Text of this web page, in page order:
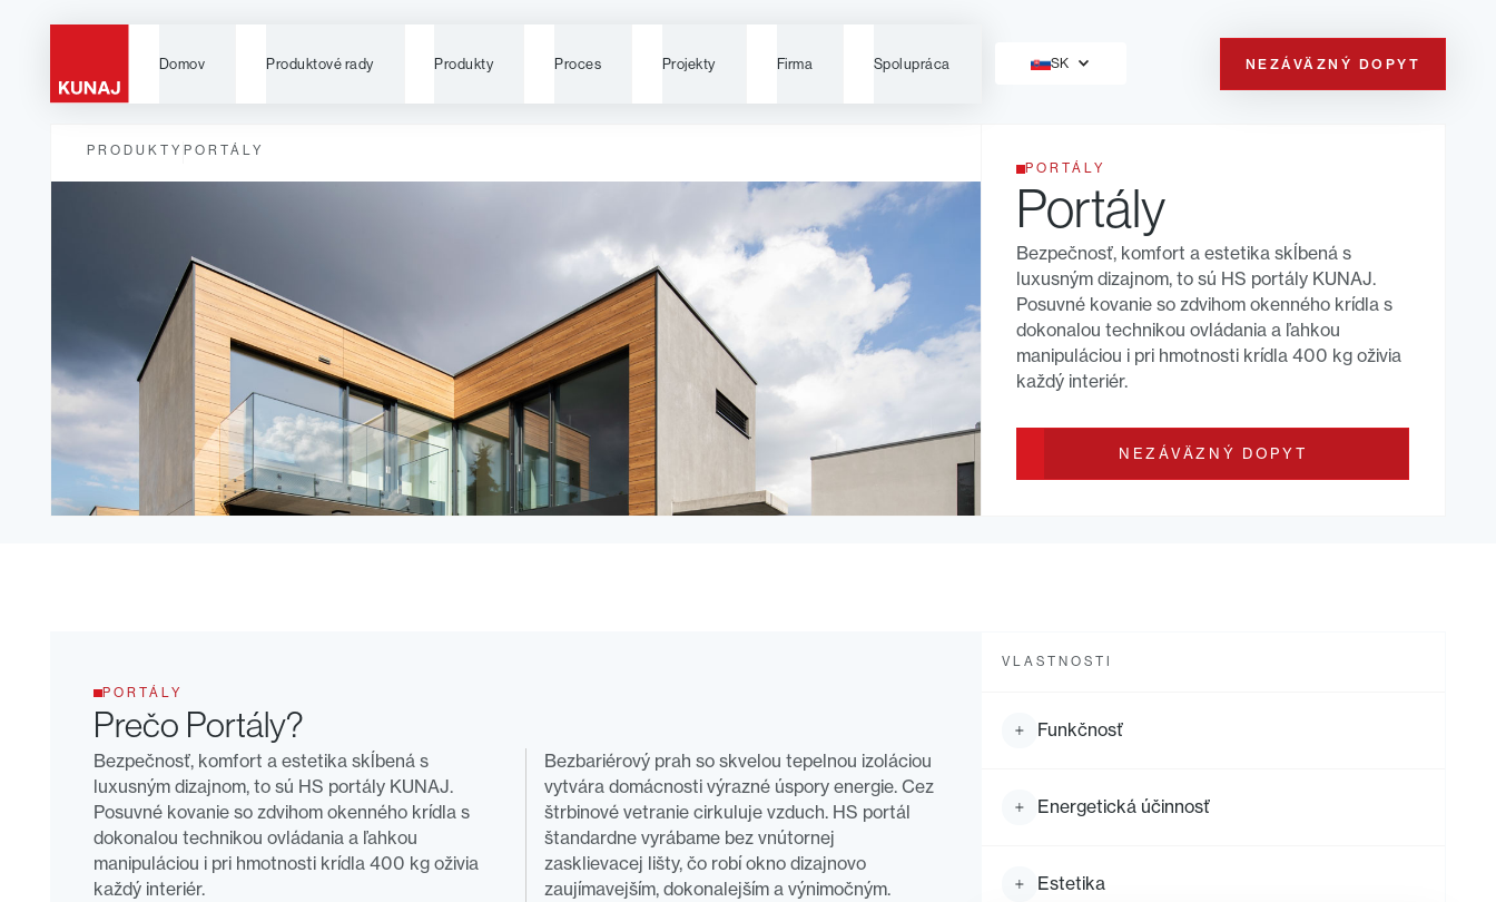
Domov Produktové rady Produkty Proces Projekty Firma Spolupráca SK NEZÁVÄZNÝ DOPYT
PRODUKTY PORTÁLY
PORTÁLY
Portály
Bezpečnosť, komfort a estetika skĺbená s
luxusným dizajnom, to sú HS portály KUNAJ.
Posuvné kovanie so zdvihom okenného krídla s
dokonalou technikou ovládania a ľahkou
manipuláciou i pri hmotnosti krídla 400 kg oživia
každý interiér.
NEZÁVÄZNÝ DOPYT
PORTÁLY
Prečo Portály?
Bezpečnosť, komfort a estetika skĺbená s
luxusným dizajnom, to sú HS portály KUNAJ.
Posuvné kovanie so zdvihom okenného krídla s
dokonalou technikou ovládania a ľahkou
manipuláciou i pri hmotnosti krídla 400 kg oživia
každý interiér.
Bezbariérový prah so skvelou tepelnou izoláciou
vytvára domácnosti výrazné úspory energie. Cez
štrbinové vetranie cirkuluje vzduch. HS portál
štandardne vyrábame bez vnútornej
zasklievacej lišty, čo robí okno dizajnovo
zaujímavejším, dokonalejším a výnimočným.
VLASTNOSTI
Funkčnosť
Energetická účinnosť
Estetika